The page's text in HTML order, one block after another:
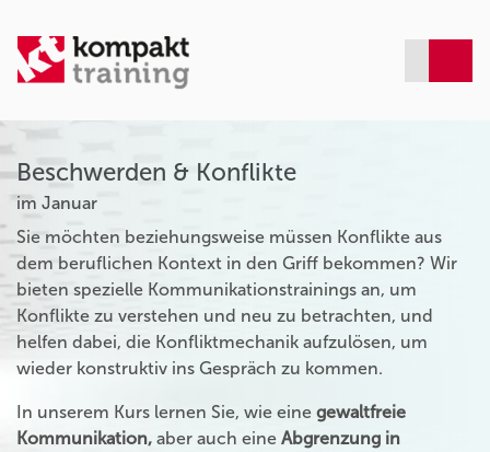
Beschwerden & Konflikte
im Januar
Sie möchten beziehungsweise müssen Konflikte aus
dem beruflichen Kontext in den Griff bekommen? Wir
bieten spezielle Kommunikationstrainings an, um
Konflikte zu verstehen und neu zu betrachten, und
helfen dabei, die Konfliktmechanik aufzulösen, um
wieder konstruktiv ins Gespräch zu kommen.
In unserem Kurs lernen Sie, wie eine gewaltfreie
Kommunikation, aber auch eine Abgrenzung in